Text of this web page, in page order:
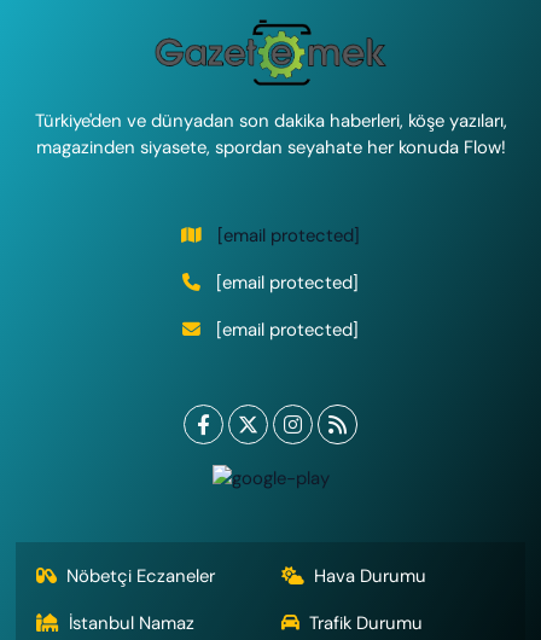
Türkiye'den ve dünyadan son dakika haberleri, köşe yazıları,
magazinden siyasete, spordan seyahate her konuda Flow!
[email protected]
[email protected]
[email protected]
Nöbetçi Eczaneler
Hava Durumu
İstanbul Namaz
Trafik Durumu